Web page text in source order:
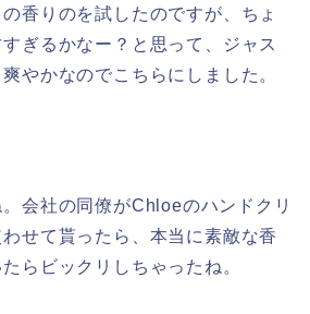
香りのを試したのですが、ちょ
ぎるかなー？と思って、ジャス
やかなのでこちらにしました。
会社の同僚がChloeのハンドクリ
せて貰ったら、本当に素敵な香
らビックリしちゃったね。